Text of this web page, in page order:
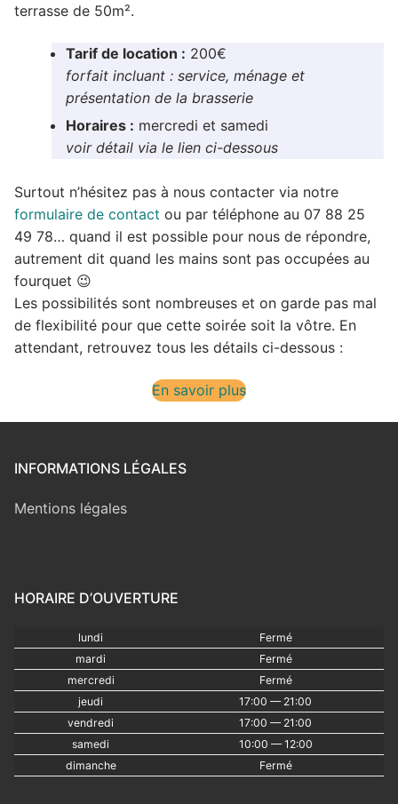
terrasse de 50m².
Tarif de location : 200€
forfait incluant : service, ménage et
présentation de la brasserie
Horaires : mercredi et samedi
voir détail via le lien ci-dessous
Surtout n’hésitez pas à nous contacter via notre
formulaire de contact ou par téléphone au 07 88 25
49 78… quand il est possible pour nous de répondre,
autrement dit quand les mains sont pas occupées au
fourquet 😉
Les possibilités sont nombreuses et on garde pas mal
de flexibilité pour que cette soirée soit la vôtre. En
attendant, retrouvez tous les détails ci-dessous :
En savoir plus
INFORMATIONS LÉGALES
Mentions légales
HORAIRE D’OUVERTURE
lundi
Fermé
mardi
Fermé
mercredi
Fermé
jeudi
17:00 — 21:00
vendredi
17:00 — 21:00
samedi
10:00 — 12:00
dimanche
Fermé